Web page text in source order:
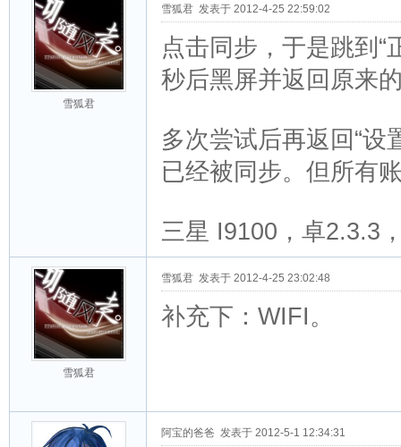
雪狐君
雪狐君 发表于 2012-4-25 22:59:02
点击同步，于是跳到“
秒后黑屏并返回原来
多次尝试后再返回“设
已经被同步。但所有
三星 I9100，卓2.3.3
雪狐君
雪狐君 发表于 2012-4-25 23:02:48
补充下：WIFI。
阿宝的爸爸 发表于 2012-5-1 12:34:31